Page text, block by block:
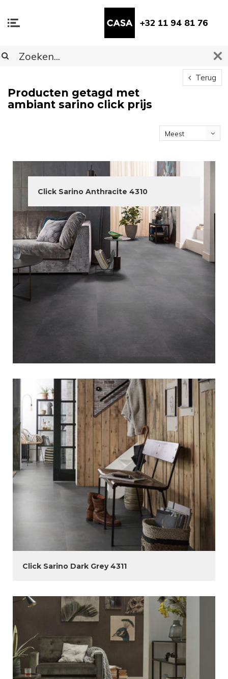
+32 11 94 81 76
Terug
Producten getagd met
ambiant sarino click prijs
Meest
Click Sarino Anthracite 4310
Click Sarino Dark Grey 4311